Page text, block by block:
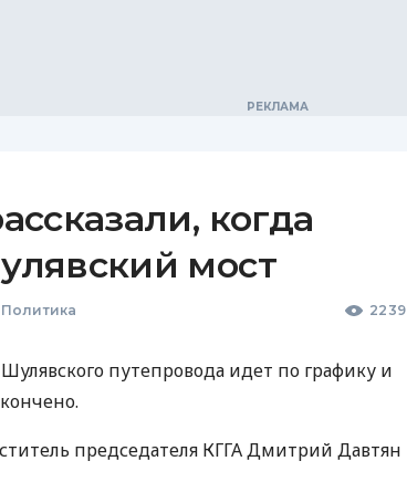
когда
мост
2239
путепровода идет по графику и
председателя КГГАДмитрий Давтян